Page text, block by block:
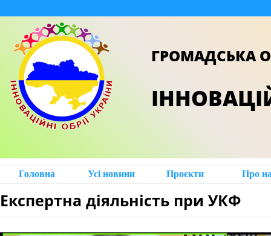
ГРОМАДСЬКА
Головна Усі новини Проєкти Про
Експертна діяльність при УКФ